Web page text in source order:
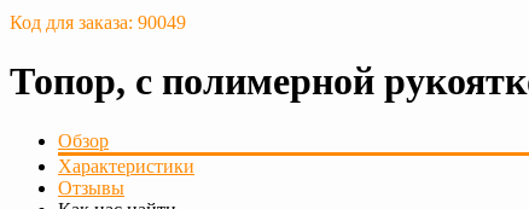
Код для заказа: 90049
Топор, с полимерной
Обзор
Характеристики
Отзывы